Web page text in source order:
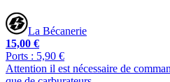
La Bécanerie
15,00 €
Ports : 5,90 €
Attention il est nécessaire de